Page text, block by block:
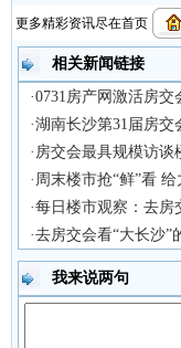
更多精彩资讯尽在首页
相关新闻链接
·0731房产网激活房
·湖南长沙第31届房
·房交会最具规模访
·周末楼市抢“鲜”看
·每日楼市观察：去房
·去房交会看“大长沙”
我来说两句